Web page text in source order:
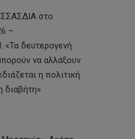
στο
–
«Τα δευτερογενή
να αλλάξουν
η πολιτική
διαβήτη»